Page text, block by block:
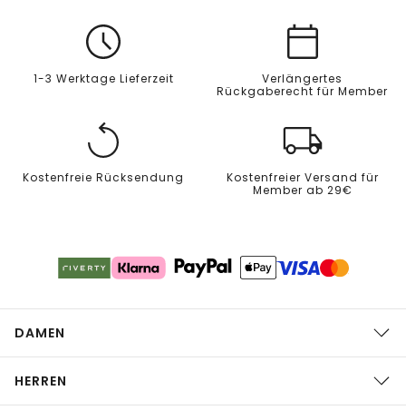
1-3 Werktage Lieferzeit
Verlängertes
Rückgaberecht für Member
Kostenfreie Rücksendung
Kostenfreier Versand für
Member ab 29€
DAMEN
HERREN